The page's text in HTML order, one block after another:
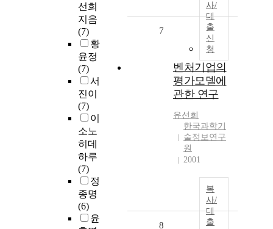
선희
지음
(7)
황
윤정
(7)
서
진이
(7)
이
소노
히데
하루
(7)
정
종명
(6)
윤
사/
대
출
신
청
7
벤처기업의
평가모델에
관한 연구
유선희
한국과학기
술정보연구
원
2001
복
사/
대
출
8